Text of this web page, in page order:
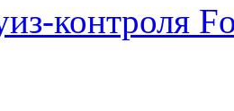
контроля